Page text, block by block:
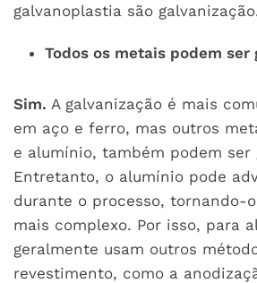
galvanoplastia são
Todos os metais podem ser
Sim. A galvanização é mais
em aço e ferro, mas outros
e alumínio, também podem ser
Entretanto, o alumínio pode
durante o processo, tornando-
mais complexo. Por isso, para
geralmente usam outros
revestimento, como a